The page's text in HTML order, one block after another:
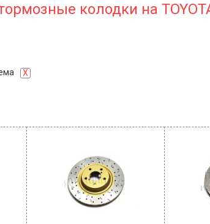
колодки на
X